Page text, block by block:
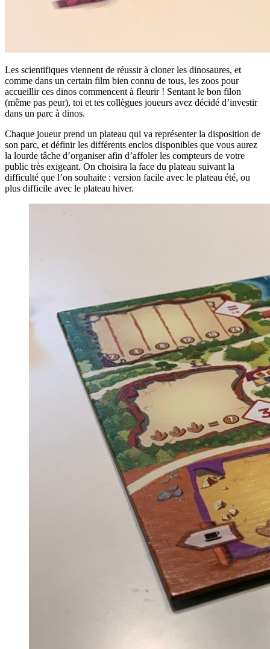
Les scientifiques viennent de réussir à cloner les dinosaures, et
comme dans un certain film bien connu de tous, les zoos pour
accueillir ces dinos commencent à fleurir ! Sentant le bon filon
(même pas peur), toi et tes collègues joueurs avez décidé d’investir
dans un parc à dinos.
Chaque joueur prend un plateau qui va représenter la disposition de
son parc, et définir les différents enclos disponibles que vous aurez
la lourde tâche d’organiser afin d’affoler les compteurs de votre
public très exigeant. On choisira la face du plateau suivant la
difficulté que l’on souhaite : version facile avec le plateau été, ou
plus difficile avec le plateau hiver.